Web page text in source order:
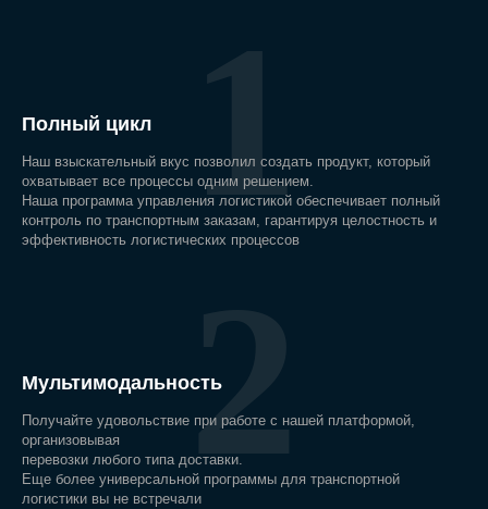
Полный цикл
Наш взыскательный вкус позволил создать продукт, который
охватывает все процессы одним решением.
Наша программа управления логистикой обеспечивает полный
контроль по транспортным заказам, гарантируя целостность и
эффективность логистических процессов
1
Мультимодальность
Получайте удовольствие при работе с нашей платформой,
организовывая
перевозки любого типа доставки.
Еще более универсальной программы для транспортной
логистики вы не встречали2